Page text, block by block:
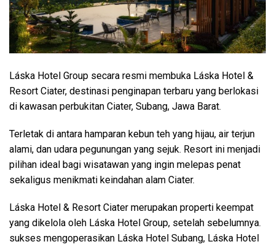
Láska Hotel Group secara resmi membuka Láska Hotel &
Resort Ciater, destinasi penginapan terbaru yang berlokasi
di kawasan perbukitan Ciater, Subang, Jawa Barat.
Terletak di antara hamparan kebun teh yang hijau, air terjun
alami, dan udara pegunungan yang sejuk. Resort ini menjadi
pilihan ideal bagi wisatawan yang ingin melepas penat
sekaligus menikmati keindahan alam Ciater.
Láska Hotel & Resort Ciater merupakan properti keempat
yang dikelola oleh Láska Hotel Group, setelah sebelumnya.
sukses mengoperasikan Láska Hotel Subang, Láska Hotel